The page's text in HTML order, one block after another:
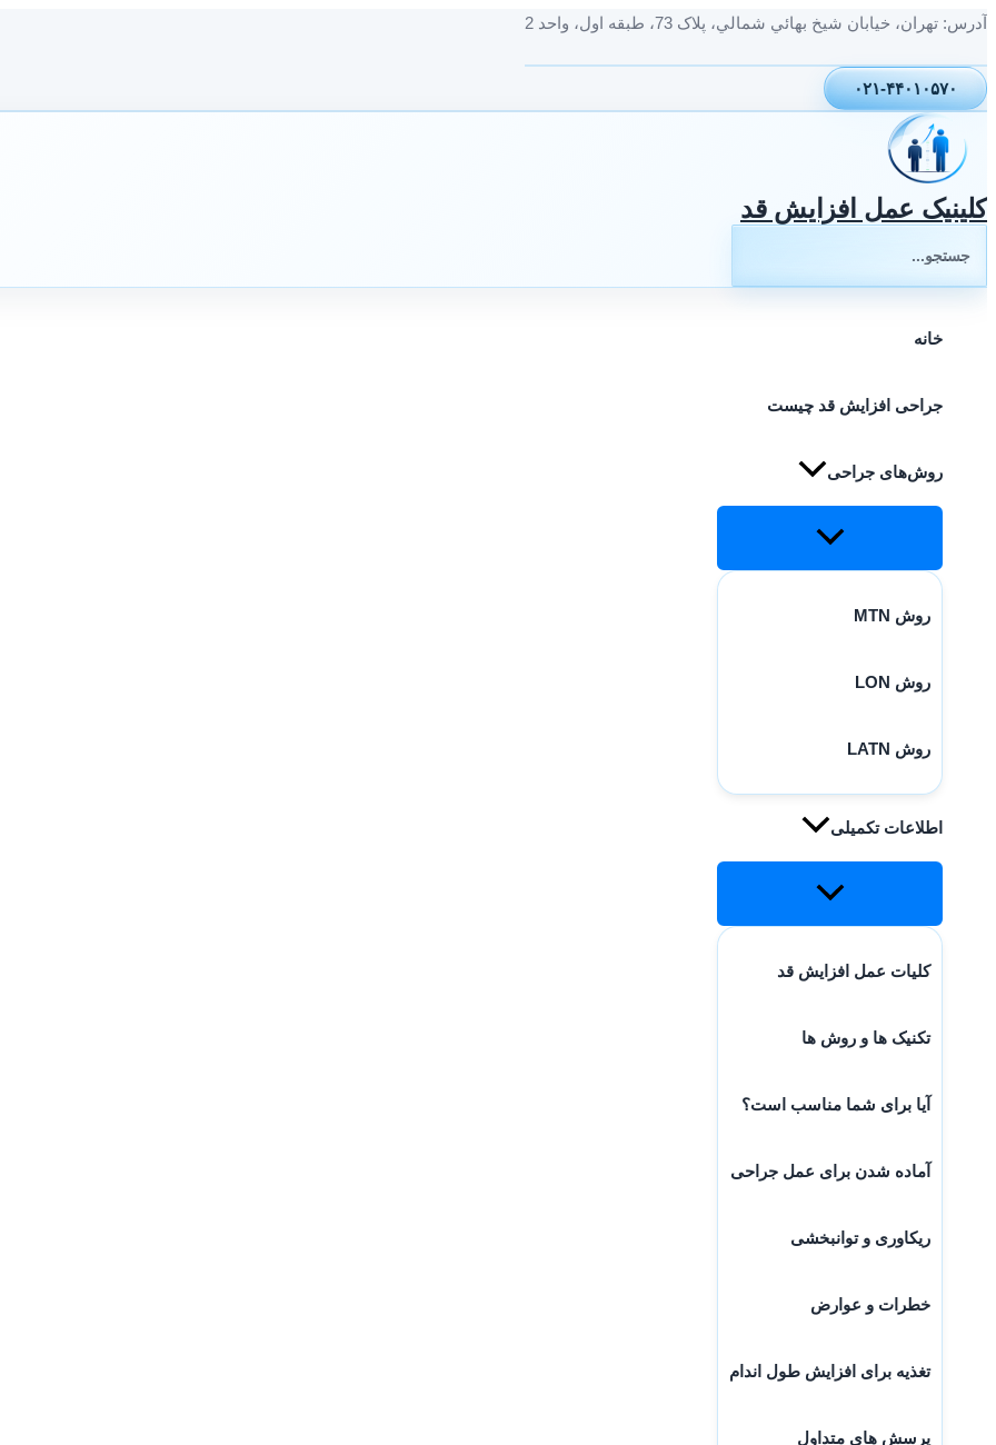
پرش
محتوا
آدرس: تهران، خيابان شيخ بهائي شمالي، پلاک 73، طبقه اول، واحد 2
۰۲۱-۴۴۰۱۰۵۷۰
کلینیک عمل افزایش قد
خانه
جراحی افزایش قد چیست
روش‌های جراحی
روش MTN
روش LON
روش LATN
اطلاعات تکمیلی
کلیات عمل افزایش قد
تکنیک ها و روش ها
آیا برای شما مناسب است؟
آماده شدن برای عمل جراحی
ریکاوری و توانبخشی
خطرات و عوارض
تغذیه برای افزایش طول اندام
پرسش های متداول